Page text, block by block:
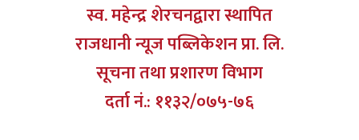
स्व. महेन्द्र शेरचनद्वारा स्थापित
राजधानी न्यूज पब्लिकेशन प्रा. लि.
सूचना तथा प्रशारण विभाग
दर्ता नं.: ११३२/०७५-७६